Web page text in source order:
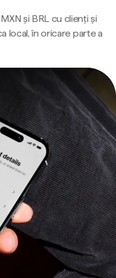
și BRL cu clienți și
local, în oricare parte a